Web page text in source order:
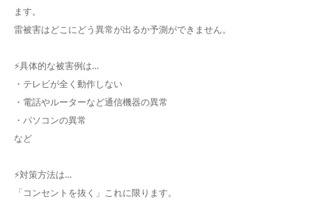
ます。
雷被害はどこにどう異常が出るか予測ができません。
⚡️具体的な被害例は…
・テレビが全く動作しない
・電話やルーターなど通信機器の異常
・パソコンの異常
など
⚡️対策方法は…
「コンセントを抜く」これに限ります。